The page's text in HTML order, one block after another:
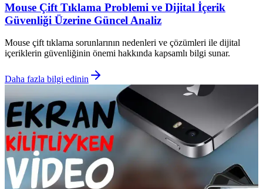
Mouse Çift Tıklama Problemi ve Dijital İçerik
Güvenliği Üzerine Güncel Analiz
Mouse çift tıklama sorunlarının nedenleri ve çözümleri ile dijital
içeriklerin güvenliğinin önemi hakkında kapsamlı bilgi sunar.
Daha fazla bilgi edinin